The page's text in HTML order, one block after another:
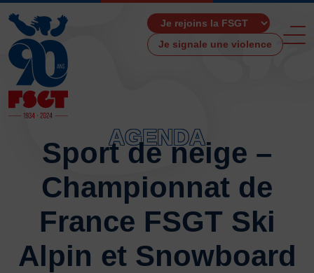
Je signale une violence
ACCUEIL
LA FSGT
Histoire
Fonctionnement
Partenaires
AGENDA
Sport de neige –
Championnat de
France FSGT Ski
Alpin et Snowboard